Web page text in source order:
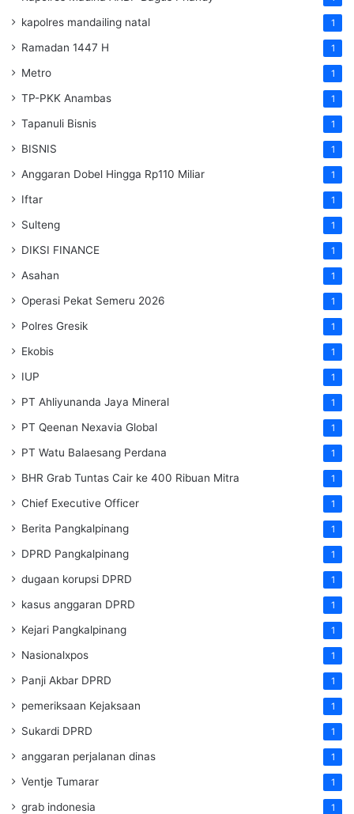
kapolres mandailing natal 1
Ramadan 1447 H 1
Metro 1
TP-PKK Anambas 1
Tapanuli Bisnis 1
BISNIS 1
Anggaran Dobel Hingga Rp110 Miliar 1
Iftar 1
Sulteng 1
DIKSI FINANCE 1
Asahan 1
Operasi Pekat Semeru 2026 1
Polres Gresik 1
Ekobis 1
IUP 1
PT Ahliyunanda Jaya Mineral 1
PT Qeenan Nexavia Global 1
PT Watu Balaesang Perdana 1
BHR Grab Tuntas Cair ke 400 Ribuan Mitra 1
Chief Executive Officer 1
Berita Pangkalpinang 1
DPRD Pangkalpinang 1
dugaan korupsi DPRD 1
kasus anggaran DPRD 1
Kejari Pangkalpinang 1
Nasionalxpos 1
Panji Akbar DPRD 1
pemeriksaan Kejaksaan 1
Sukardi DPRD 1
anggaran perjalanan dinas 1
Ventje Tumarar 1
grab indonesia 1